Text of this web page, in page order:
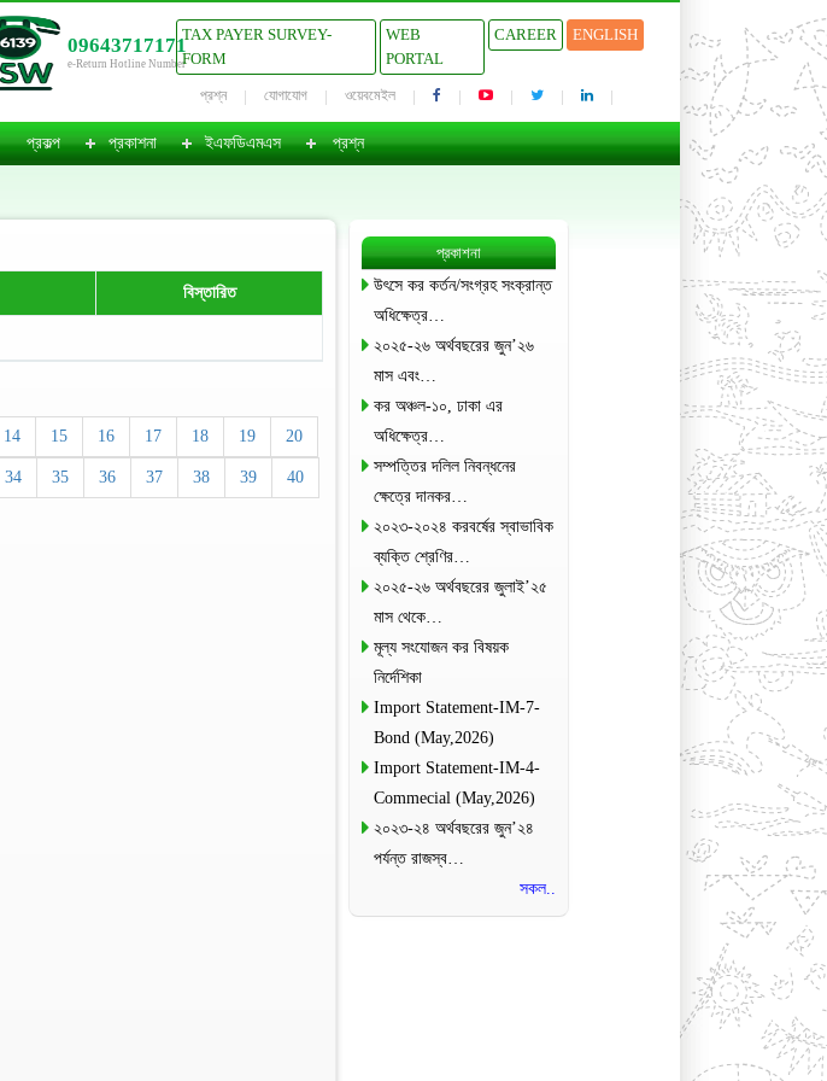
09643717171
e-Return Hotline Number
TAX PAYER SURVEY-
FORM
WEB
PORTAL
CAREER ENGLISH
প্রশ্ন যোগাযোগ ওয়েবমেইল
প্রকল্প প্রকাশনা ইএফডিএমএস প্রশ্ন
বিস্তারিত
14 15 16 17 18 19 20
34 35 36 37 38 39 40
প্রকাশনা
উৎসে কর কর্তন/সংগ্রহ সংক্রান্ত
অধিক্ষেত্র…
২০২৫-২৬ অর্থবছরের জুন’২৬
মাস এবং…
কর অঞ্চল-১০, ঢাকা এর
অধিক্ষেত্র…
সম্পত্তির দলিল নিবন্ধনের
ক্ষেত্রে দানকর…
২০২৩-২০২৪ করবর্ষের স্বাভাবিক
ব্যক্তি শ্রেণির…
২০২৫-২৬ অর্থবছরের জুলাই’২৫
মাস থেকে…
মূল্য সংযোজন কর বিষয়ক
নির্দেশিকা
Import Statement-IM-7-
Bond (May,2026)
Import Statement-IM-4-
Commecial (May,2026)
২০২৩-২৪ অর্থবছরের জুন’২৪
পর্যন্ত রাজস্ব…
সকল..